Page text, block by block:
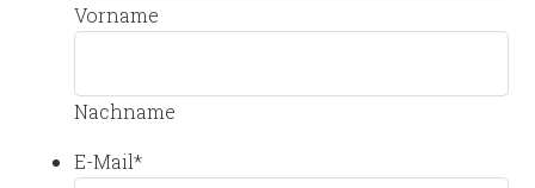
Vorname
Nachname
E-Mail*